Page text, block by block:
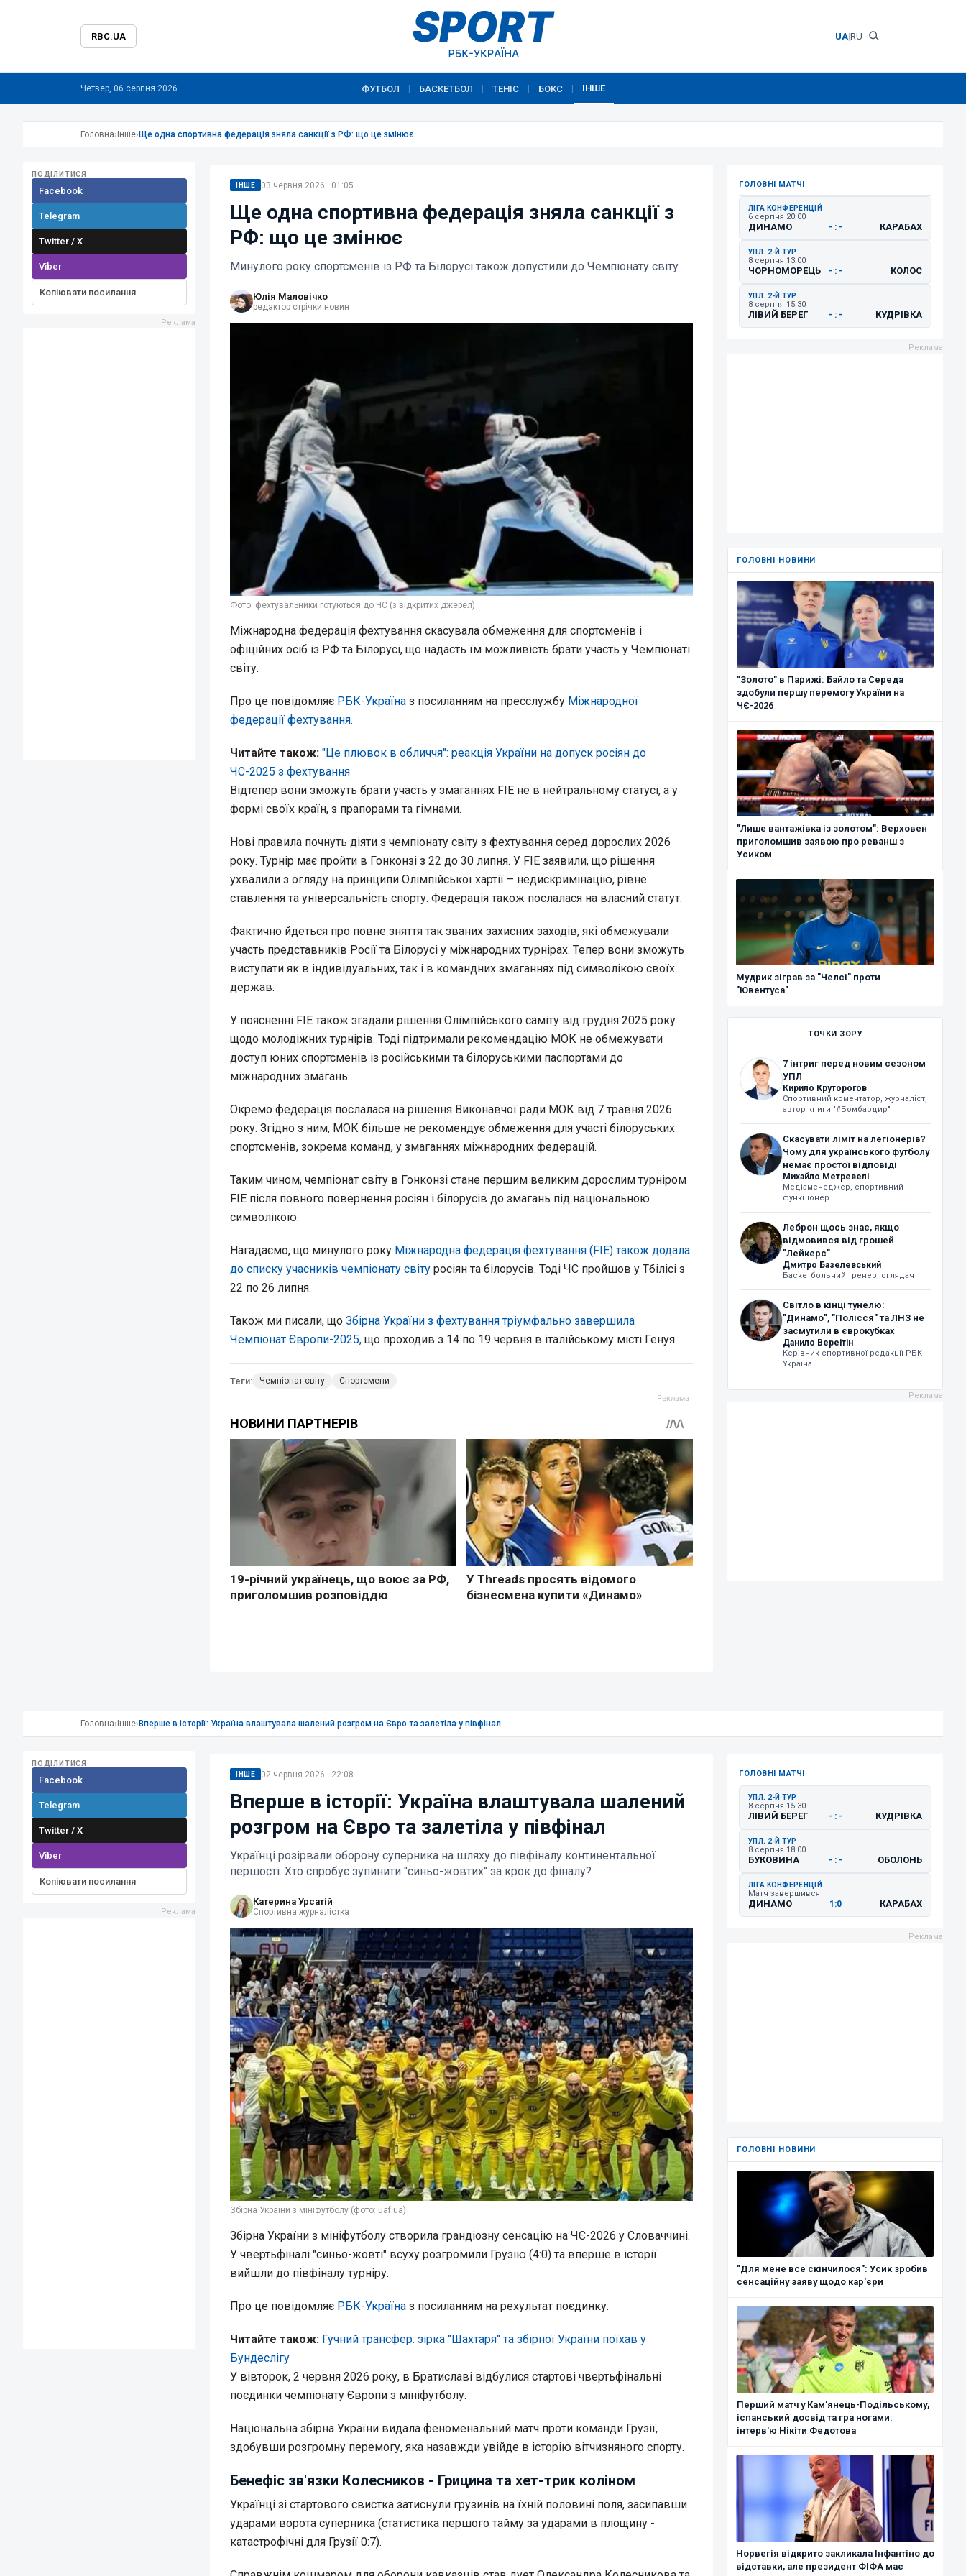
RBC.UA UA|RU
Четвер, 06 серпня 2026 ФУТБОЛ БАСКЕТБОЛ ТЕНІС БОКС ІНШЕ
Головна› Інше› Ще одна спортивна федерація зняла санкції з РФ: що це змінює
ПОДІЛИТИСЯ
Facebook
Telegram
Twitter / X
Viber
Копіювати посилання
ІНШЕ 03 червня 2026 · 01:05
Ще одна спортивна федерація зняла санкції з
РФ: що це змінює
Минулого року спортсменів із РФ та Білорусі також допустили до Чемпіонату світу
Юлія Маловічко
редактор стрічки новин
Фото: фехтувальники готуються до ЧС (з відкритих джерел)
Міжнародна федерація фехтування скасувала обмеження для спортсменів і
офіційних осіб із РФ та Білорусі, що надасть їм можливість брати участь у Чемпіонаті
світу.
Про це повідомляє РБК-Україна з посиланням на пресслужбу Міжнародної
федерації фехтування.
Читайте також: "Це плювок в обличчя": реакція України на допуск росіян до
ЧС-2025 з фехтування
Відтепер вони зможуть брати участь у змаганнях FIE не в нейтральному статусі, а у
формі своїх країн, з прапорами та гімнами.
Нові правила почнуть діяти з чемпіонату світу з фехтування серед дорослих 2026
року. Турнір має пройти в Гонконзі з 22 до 30 липня. У FIE заявили, що рішення
ухвалили з огляду на принципи Олімпійської хартії – недискримінацію, рівне
ставлення та універсальність спорту. Федерація також послалася на власний статут.
Фактично йдеться про повне зняття так званих захисних заходів, які обмежували
участь представників Росії та Білорусі у міжнародних турнірах. Тепер вони зможуть
виступати як в індивідуальних, так і в командних змаганнях під символікою своїх
держав.
У поясненні FIE також згадали рішення Олімпійського саміту від грудня 2025 року
щодо молодіжних турнірів. Тоді підтримали рекомендацію МОК не обмежувати
доступ юних спортсменів із російськими та білоруськими паспортами до
міжнародних змагань.
Окремо федерація послалася на рішення Виконавчої ради МОК від 7 травня 2026
року. Згідно з ним, МОК більше не рекомендує обмеження для участі білоруських
спортсменів, зокрема команд, у змаганнях міжнародних федерацій.
Таким чином, чемпіонат світу в Гонконзі стане першим великим дорослим турніром
FIE після повного повернення росіян і білорусів до змагань під національною
символікою.
Нагадаємо, що минулого року Міжнародна федерація фехтування (FIE) також додала
до списку учасників чемпіонату світу росіян та білорусів. Тоді ЧС пройшов у Тбілісі з
22 по 26 липня.
Також ми писали, що Збірна України з фехтування тріумфально завершила
Чемпіонат Європи-2025, що проходив з 14 по 19 червня в італійському місті Генуя.
Теги: Чемпіонат світу Спортсмени
ГОЛОВНІ МАТЧІ
ЛІГА КОНФЕРЕНЦІЙ
6 серпня 20:00
ДИНАМО - : - КАРАБАХ
УПЛ. 2-Й ТУР
8 серпня 13:00
ЧОРНОМОРЕЦЬ - : - КОЛОС
УПЛ. 2-Й ТУР
8 серпня 15:30
ЛІВИЙ БЕРЕГ - : - КУДРІВКА
ГОЛОВНІ НОВИНИ
"Золото" в Парижі: Байло та Середа
здобули першу перемогу України на
ЧЄ-2026
"Лише вантажівка із золотом": Верховен
приголомшив заявою про реванш з
Усиком
Мудрик зіграв за "Челсі" проти
"Ювентуса"
ТОЧКИ ЗОРУ
7 інтриг перед новим сезоном
УПЛ
Кирило Круторогов
Спортивний коментатор, журналіст,
автор книги "#Бомбардир"
Скасувати ліміт на легіонерів?
Чому для українського футболу
немає простої відповіді
Михайло Метревелі
Медіаменеджер, спортивний
функціонер
Леброн щось знає, якщо
відмовився від грошей
"Лейкерс"
Дмитро Базелевський
Баскетбольний тренер, оглядач
Світло в кінці тунелю:
"Динамо", "Полісся" та ЛНЗ не
засмутили в єврокубках
Данило Вереітін
Керівник спортивної редакції РБК-
Україна
Головна› Інше› Вперше в історії: Україна влаштувала шалений розгром на Євро та залетіла у півфінал
ПОДІЛИТИСЯ
Facebook
Telegram
Twitter / X
Viber
Копіювати посилання
ІНШЕ 02 червня 2026 · 22:08
Вперше в історії: Україна влаштувала шалений
розгром на Євро та залетіла у півфінал
Українці розірвали оборону суперника на шляху до півфіналу континентальної
першості. Хто спробує зупинити "синьо-жовтих" за крок до фіналу?
Катерина Урсатій
Спортивна журналістка
Збірна України з мініфутболу (фото: uaf.ua)
Збірна України з мініфутболу створила грандіозну сенсацію на ЧЄ-2026 у Словаччині.
У чвертьфіналі "синьо-жовті" всуху розгромили Грузію (4:0) та вперше в історії
вийшли до півфіналу турніру.
Про це повідомляє РБК-Україна з посиланням на рехультат поєдинку.
Читайте також: Гучний трансфер: зірка "Шахтаря" та збірної України поїхав у
Бундеслігу
У вівторок, 2 червня 2026 року, в Братиславі відбулися стартові чвертьфінальні
поєдинки чемпіонату Європи з мініфутболу.
Національна збірна України видала феноменальний матч проти команди Грузії,
здобувши розгромну перемогу, яка назавжди увійде в історію вітчизняного спорту.
Бенефіс зв'язки Колесников - Грицина та хет-трик коліном
Українці зі стартового свистка затиснули грузинів на їхній половині поля, засипавши
ударами ворота суперника (статистика першого тайму за ударами в площину -
катастрофічні для Грузії 0:7).
ГОЛОВНІ МАТЧІ
УПЛ. 2-Й ТУР
8 серпня 15:30
ЛІВИЙ БЕРЕГ - : - КУДРІВКА
УПЛ. 2-Й ТУР
8 серпня 18:00
БУКОВИНА - : - ОБОЛОНЬ
ЛІГА КОНФЕРЕНЦІЙ
Матч завершився
ДИНАМО 1:0 КАРАБАХ
ГОЛОВНІ НОВИНИ
"Для мене все скінчилося": Усик зробив
сенсаційну заяву щодо кар'єри
Перший матч у Кам'янець-Подільському,
іспанський досвід та гра ногами:
інтерв'ю Нікіти Федотова
Норвегія відкрито закликала Інфантіно до
відставки, але президент ФІФА має